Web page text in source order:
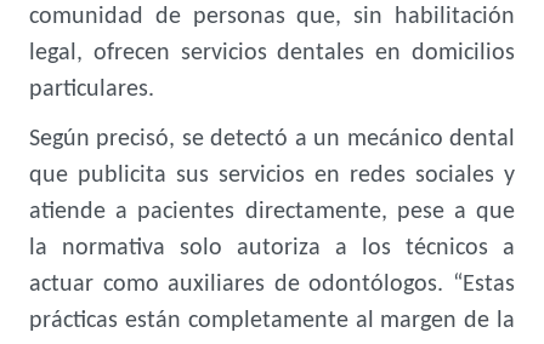
comunidad de personas que, sin habilitación
legal, ofrecen servicios dentales en domicilios
particulares.
Según precisó, se detectó a un mecánico dental
que publicita sus servicios en redes sociales y
atiende a pacientes directamente, pese a que
la normativa solo autoriza a los técnicos a
actuar como auxiliares de odontólogos. “Estas
prácticas están completamente al margen de la